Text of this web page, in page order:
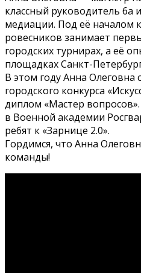
классный руководитель 6а
медиации. Под её началом
ровесников занимает
городских турнирах, а её
площадках Санкт-
В этом году Анна Олеговна
городского конкурса
диплом «Мастер
в Военной академии
ребят к «Зарнице 2.0».
Гордимся, что Анна
команды!